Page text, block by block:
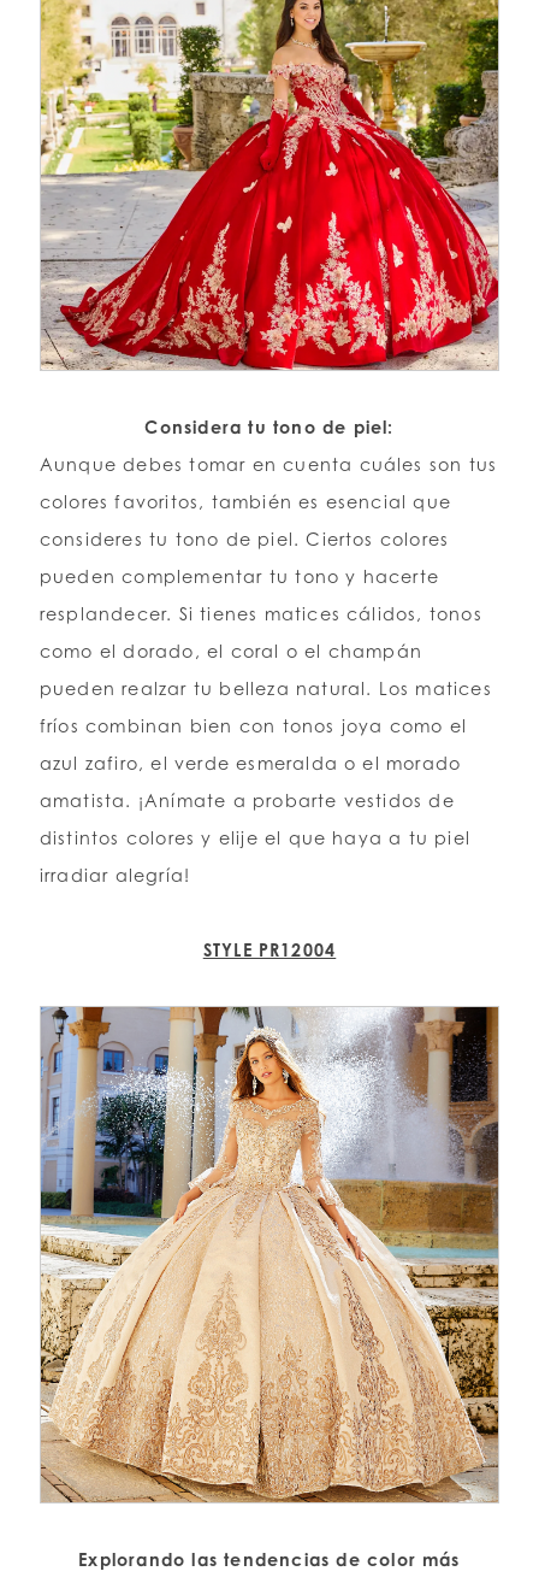
Considera tu tono de piel:
Aunque debes tomar en cuenta cuáles son tus
colores favoritos, también es esencial que
consideres tu tono de piel. Ciertos colores
pueden complementar tu tono y hacerte
resplandecer. Si tienes matices cálidos, tonos
como el dorado, el coral o el champán
pueden realzar tu belleza natural. Los matices
fríos combinan bien con tonos joya como el
azul zafiro, el verde esmeralda o el morado
amatista. ¡Anímate a probarte vestidos de
distintos colores y elije el que haya a tu piel
irradiar alegría!
STYLE PR12004
Explorando las tendencias de color más